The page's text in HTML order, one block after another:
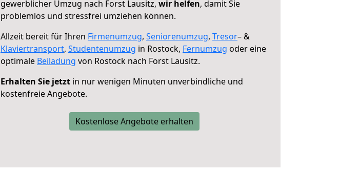
gewerblicher Umzug nach Forst Lausitz, wir helfen, damit Sie
problemlos und stressfrei umziehen können.
Allzeit bereit für Ihren Firmenumzug, Seniorenumzug, Tresor– &
Klaviertransport, Studentenumzug in Rostock, Fernumzug oder eine
optimale Beiladung von Rostock nach Forst Lausitz.
Erhalten Sie jetzt in nur wenigen Minuten unverbindliche und
kostenfreie Angebote.
Kostenlose Angebote erhalten